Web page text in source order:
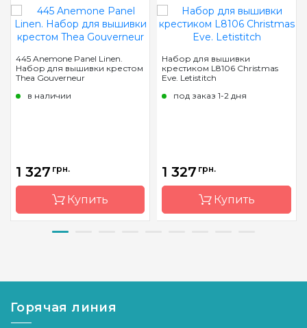
445 Anemone Panel Linen.
Набор для вышивки крестом
Thea Gouverneur
в наличии
1 327 грн.
Купить
производитель
Размер
Набор для вышивки
крестиком L8106 Christmas
Eve. Letistitch
под заказ 1-2 дня
1 327 грн.
Купить
Страна-
Молдова
Горячая линия